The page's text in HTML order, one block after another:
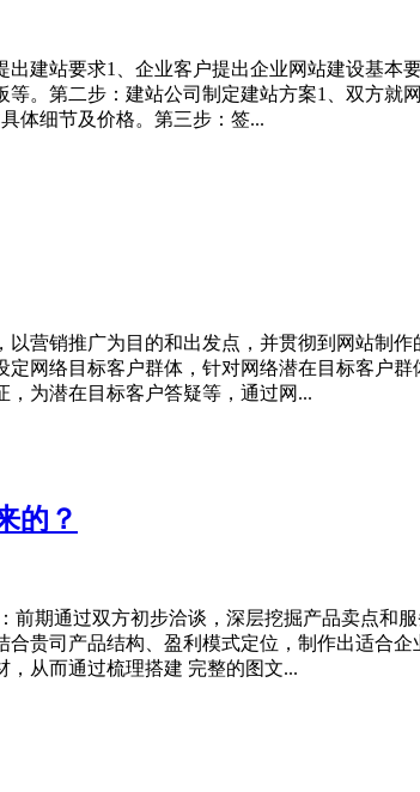
建站要求1、企业客户提出企业网站建设基本
。第二步：建站公司制定建站方案1、双方
体细节及价格。第三步：签...
营销推广为目的和出发点，并贯彻到网站制
网络目标客户群体，针对网络潜在目标客户
为潜在目标客户答疑等，通过网...
的？
前期通过双方初步洽谈，深层挖掘产品卖点和
贵司产品结构、盈利模式定位，制作出适合
从而通过梳理搭建 完整的图文...